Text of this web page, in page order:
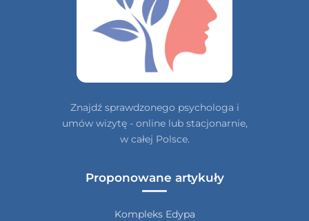
Znajdź sprawdzonego psychologa i
umów wizytę - online lub stacjonarnie,
w całej Polsce.
Proponowane artykuły
Kompleks Edypa